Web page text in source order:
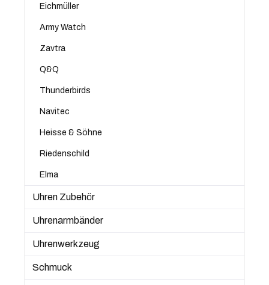
Eichmüller
Army Watch
Zavtra
Q&Q
Thunderbirds
Navitec
Heisse & Söhne
Riedenschild
Elma
Uhren Zubehör
Uhrenarmbänder
Uhrenwerkzeug
Schmuck